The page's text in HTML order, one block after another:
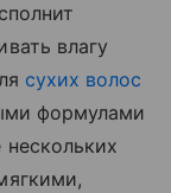
влагу
сухих волос
формулами